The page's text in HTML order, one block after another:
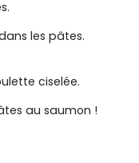
les pâtes.
ciselée.
au saumon !